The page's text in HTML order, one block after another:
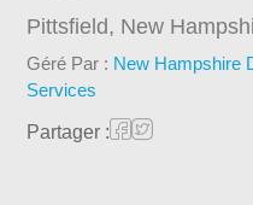
Pittsfield, New
Géré Par : New Hampshire
Services
Partager :